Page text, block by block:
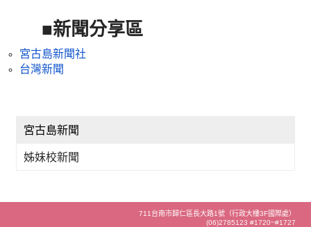
■新聞分享區
宮古島新聞社
台灣新聞
宮古島新聞
姊妹校新聞
711台南市歸仁區長大路1號（行政大樓3F國際處）
(06)2785123 #1720~#1727